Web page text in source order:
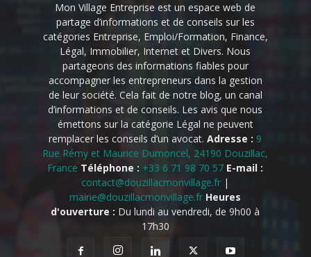
Mon Village Entreprise est un espace web de
partage d’informations et de conseils sur les
catégories Entreprise, Emploi/Formation, Finance,
Légal, Immobilier, Internet et Divers. Nous
partageons des informations fiables pour
accompagner les entrepreneurs dans la gestion
de leur société. Cela fait de notre blog, un canal
d’informations et de conseils. Les avis que nous
émettons sur la catégorie Légal ne peuvent
remplacer les conseils d’un avocat.Adresse : 9
Rue Rémy et Maurice Dumoncel, 24190 Douzillac,
France Téléphone : +33 6 71 98 70 57 E-mail :
contact@douzillacmonvillage.fr |
mairie@douzillacmonvillage.fr Heures
d'ouverture : Du lundi au vendredi, de 9h00 à
17h30